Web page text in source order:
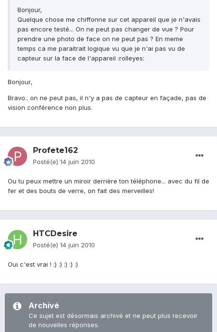
Bonjour,
Quelque chose me chiffonne sur cet appareil que je n'avais
pas encore testé... On ne peut pas changer de vue ? Pour
prendre une photo de face on ne peut pas ? En meme
temps ca me paraitrait logique vu que je n'ai pas vu de
capteur sur la face de l'appareil :rolleyes:
Bonjour,
Bravo.. on ne peut pas, il n'y a pas de capteur en façade, pas de
vision conférence non plus.
Profete162
Posté(e) 14 juin 2010
Ou tu peux mettre un miroir derrière ton téléphone... avec du fil de
fer et des bouts de verre, on fait des merveilles!
HTCDesire
Posté(e) 14 juin 2010
Oui c'est vrai ! :) :) :) :) :)
Archivé
Ce sujet est désormais archivé et ne peut plus recevoir
de nouvelles réponses.